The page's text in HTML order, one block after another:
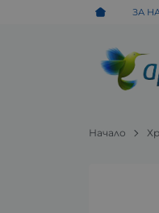
ЗА
Начало